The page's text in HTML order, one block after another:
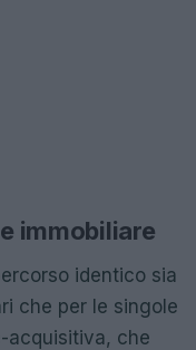
immobiliare
identico sia
che per le singole
acquisitiva, che